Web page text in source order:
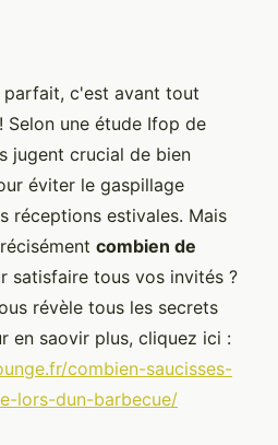
apporter
convivial ?
de lecture
parfait, c'est avant tout
Selon une étude Ifop de
jugent crucial de bien
éviter le gaspillage
réceptions estivales. Mais
combien de
satisfaire tous vos invités ?
révèle tous les secrets
en saovir plus, cliquez ici :
combien-saucisses-
lors-dun-barbecue/